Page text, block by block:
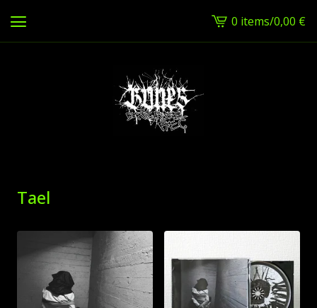
View
cart
0 items/0,00 €
Tael